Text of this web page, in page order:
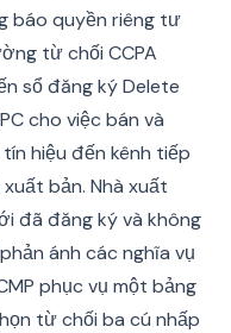
báo quyền riêng tư
từ chối CCPA
sổ đăng ký Delete
cho việc bán và
hiệu đến kênh tiếp
bản. Nhà xuất
đã đăng ký và không
ánh các nghĩa vụ
phục vụ một bảng
từ chối ba cú nhấp